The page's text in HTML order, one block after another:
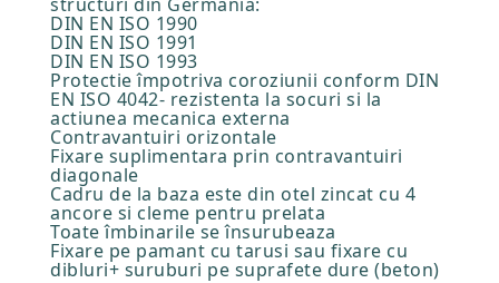
DIN EN ISO 1990
DIN EN ISO 1991
DIN EN ISO 1993
Protectie împotriva coroziunii conform DIN
EN ISO 4042- rezistenta la socuri si la
actiunea mecanica externa
Contravantuiri orizontale
Fixare suplimentara prin contravantuiri
diagonale
Cadru de la baza este din otel zincat cu 4
ancore si cleme pentru prelata
Toate îmbinarile se însurubeaza
Fixare pe pamant cu tarusi sau fixare cu
dibluri+ suruburi pe suprafete dure (beton)